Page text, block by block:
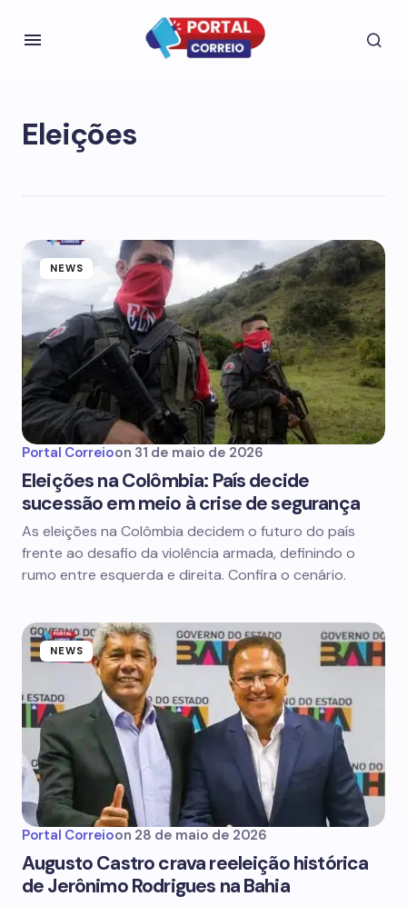
Eleições
NEWS
Portal Correioon 31 de maio de 2026
Eleições na Colômbia: País decide
sucessão em meio à crise de segurança
As eleições na Colômbia decidem o futuro do país
frente ao desafio da violência armada, definindo o
rumo entre esquerda e direita. Confira o cenário.
NEWS
Portal Correioon 28 de maio de 2026
Augusto Castro crava reeleição histórica
de Jerônimo Rodrigues na Bahia